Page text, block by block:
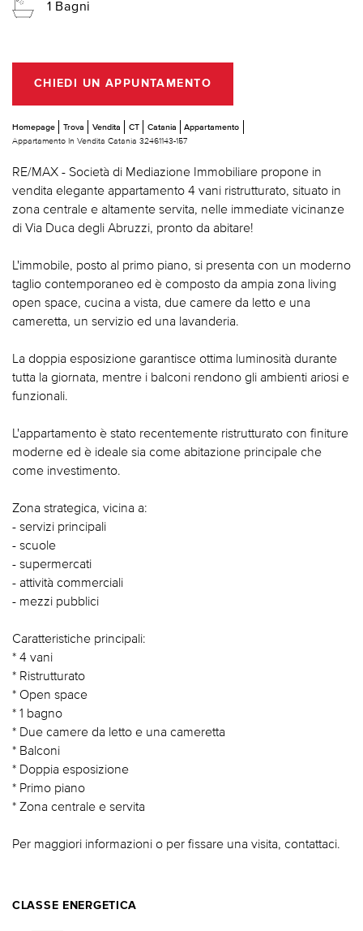
1 Bagni
CHIEDI UN APPUNTAMENTO
Homepage Trova Vendita CT Catania
Appartamento
Appartamento In Vendita Catania 32461143-157
RE/MAX - Società di Mediazione Immobiliare propone in
vendita elegante appartamento 4 vani ristrutturato, situato in
zona centrale e altamente servita, nelle immediate vicinanze
di Via Duca degli Abruzzi, pronto da abitare!
L'immobile, posto al primo piano, si presenta con un moderno
taglio contemporaneo ed è composto da ampia zona living
open space, cucina a vista, due camere da letto e una
cameretta, un servizio ed una lavanderia.
La doppia esposizione garantisce ottima luminosità durante
tutta la giornata, mentre i balconi rendono gli ambienti ariosi e
funzionali.
L'appartamento è stato recentemente ristrutturato con finiture
moderne ed è ideale sia come abitazione principale che
come investimento.
Zona strategica, vicina a:
- servizi principali
- scuole
- supermercati
- attività commerciali
- mezzi pubblici
Caratteristiche principali:
* 4 vani
* Ristrutturato
* Open space
* 1 bagno
* Due camere da letto e una cameretta
* Balconi
* Doppia esposizione
* Primo piano
* Zona centrale e servita
Per maggiori informazioni o per fissare una visita, contattaci.
CLASSE ENERGETICA